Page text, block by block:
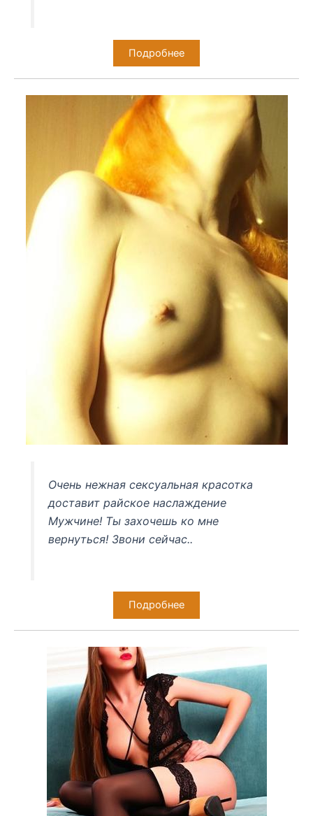
Подробнее
Очень нежная сексуальная красотка
доставит райское наслаждение
Мужчине! Ты захочешь ко мне
вернуться! Звони сейчас..
Подробнее